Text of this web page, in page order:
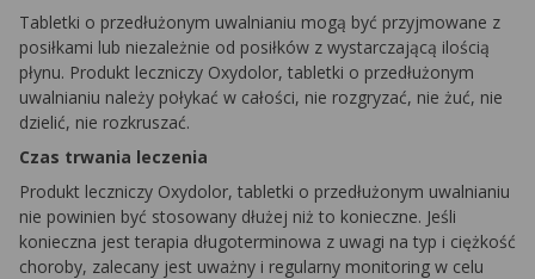
Tabletki o przedłużonym uwalnianiu mogą być przyjmowane z
posiłkami lub niezależnie od posiłków z wystarczającą ilością
płynu. Produkt leczniczy Oxydolor, tabletki o przedłużonym
uwalnianiu należy połykać w całości, nie rozgryzać, nie żuć, nie
dzielić, nie rozkruszać.
Czas trwania leczenia
Produkt leczniczy Oxydolor, tabletki o przedłużonym uwalnianiu
nie powinien być stosowany dłużej niż to konieczne. Jeśli
konieczna jest terapia długoterminowa z uwagi na typ i ciężkość
choroby, zalecany jest uważny i regularny monitoring w celu